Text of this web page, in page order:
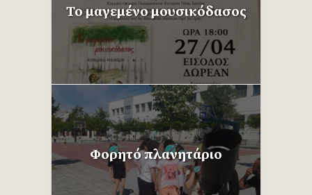
Το μαγεμένο μουσικόδασος
Φορητό πλανητάριο